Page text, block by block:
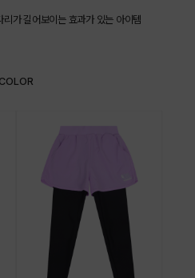
가 길어보이는 효과가 있는 아이템
COLOR